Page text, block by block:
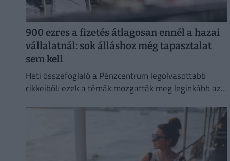
900 ezres a fizetés átlagosan ennél a hazai
vállalatnál: sok álláshoz még tapasztalat
sem kell
Heti összefoglaló a Pénzcentrum legolvasottabb
cikkeiből: ezek a témák mozgatták meg leginkább az